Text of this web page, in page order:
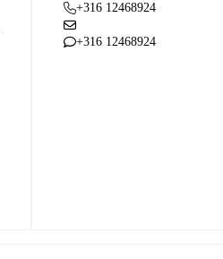
+316 12468924
+316 12468924